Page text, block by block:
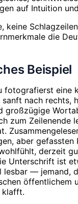
auf Intuition
keine
die
Beispiel
fotografierst eine
nach rechts,
großzügige
zum Zeilenende
aber gefassten
derzeit
Unterschrift ist
lesbar — jemand,
öffentlichem
klafft.